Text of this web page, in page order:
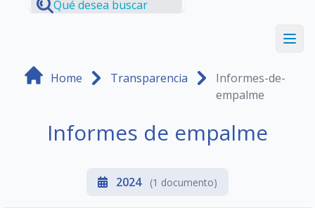
Home Transparencia
Informes-de-
empalme
Informes de empalme
2024 (1 documento)